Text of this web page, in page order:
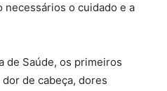
necessários o cuidado e a
de Saúde, os primeiros
de cabeça, dores